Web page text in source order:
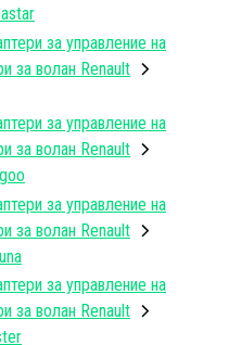
за управление на
за волан Renault
за управление на
за волан Renault
за управление на
за волан Renault
за управление на
за волан Renault